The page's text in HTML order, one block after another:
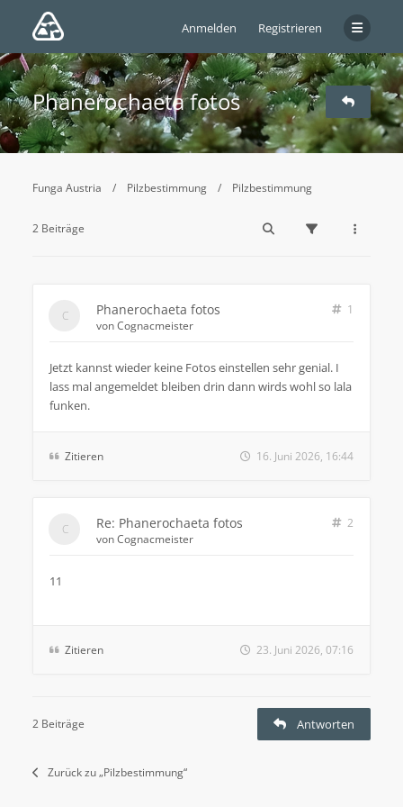
Anmelden Registrieren
Phanerochaeta fotos
Funga Austria Pilzbestimmung Pilzbestimmung
2 Beiträge
Phanerochaeta fotos
1
vonCognacmeister
Jetzt kannst wieder keine Fotos einstellen sehr genial. I
lass mal angemeldet bleiben drin dann wirds wohl so lala
funken.
Zitieren 16. Juni 2026, 16:44
Re: Phanerochaeta fotos
2
vonCognacmeister
11
Zitieren 23. Juni 2026, 07:16
2 Beiträge Antworten
Zurück zu „Pilzbestimmung“